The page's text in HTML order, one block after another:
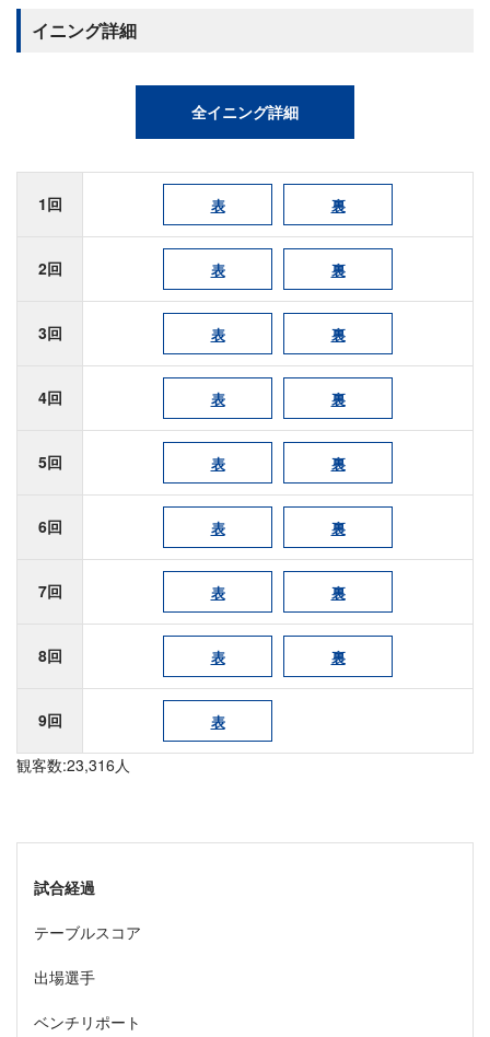
イニング詳細
全イニング詳細
1回 表 裏
2回 表 裏
3回 表 裏
4回 表 裏
5回 表 裏
6回 表 裏
7回 表 裏
8回 表 裏
9回 表
観客数:23,316人
試合経過
テーブルスコア
出場選手
ベンチリポート